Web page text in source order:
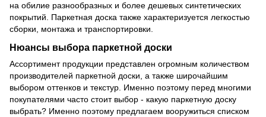
на обилие разнообразных и более дешевых синтетических
покрытий. Паркетная доска также характеризуется легкостью
сборки, монтажа и транспортировки.
Нюансы выбора паркетной доски
Ассортимент продукции представлен огромным количеством
производителей паркетной доски, а также широчайшим
выбором оттенков и текстур. Именно поэтому перед многими
покупателями часто стоит выбор - какую паркетную доску
выбрать? Именно поэтому предлагаем вооружиться списком